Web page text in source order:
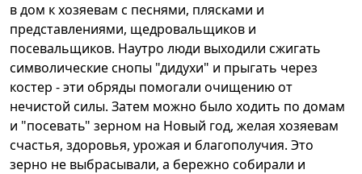
в дом к хозяевам с песнями, плясками и
представлениями, щедровальщиков и
посевальщиков. Наутро люди выходили сжигать
символические снопы "дидухи" и прыгать через
костер - эти обряды помогали очищению от
нечистой силы. Затем можно было ходить по домам
и "посевать" зерном на Новый год, желая хозяевам
счастья, здоровья, урожая и благополучия. Это
зерно не выбрасывали, а бережно собирали и